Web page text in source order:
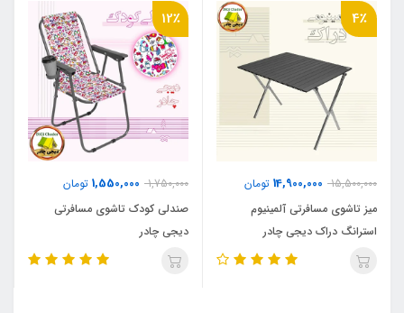
4٪
15,500,000
14,900,000 تومان
میز تاشوی مسافرتی آلمینیوم
استرانگ دراک دیجی چادر
12٪
1,750,000
1,550,000 تومان
صندلی کودک تاشوی مسافرتی
دیجی چادر